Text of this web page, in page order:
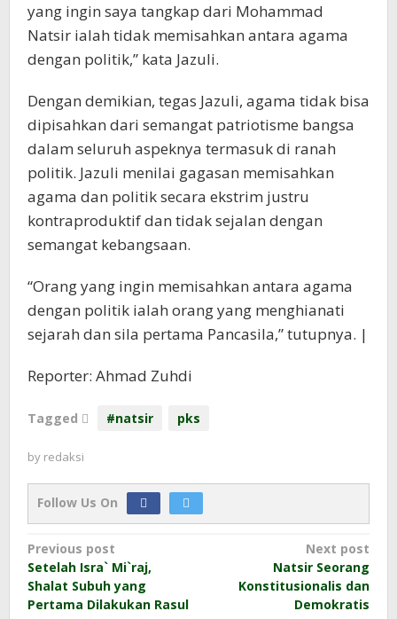
yang ingin saya tangkap dari Mohammad
Natsir ialah tidak memisahkan antara agama
dengan politik,” kata Jazuli.
Dengan demikian, tegas Jazuli, agama tidak bisa
dipisahkan dari semangat patriotisme bangsa
dalam seluruh aspeknya termasuk di ranah
politik. Jazuli menilai gagasan memisahkan
agama dan politik secara ekstrim justru
kontraproduktif dan tidak sejalan dengan
semangat kebangsaan.
“Orang yang ingin memisahkan antara agama
dengan politik ialah orang yang menghianati
sejarah dan sila pertama Pancasila,” tutupnya. |
Reporter: Ahmad Zuhdi
Tagged #natsir pks
by redaksi
Follow Us On
Post
navigation
Previous post
Setelah Isra` Mi`raj,
Shalat Subuh yang
Pertama Dilakukan Rasul
Next post
Natsir Seorang
Konstitusionalis dan
Demokratis